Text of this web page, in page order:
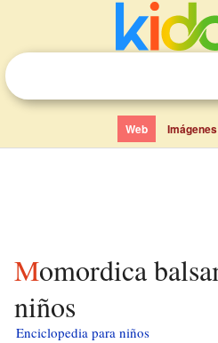
Web Imágenes
Momordica balsamina para
niños
Enciclopedia para niños